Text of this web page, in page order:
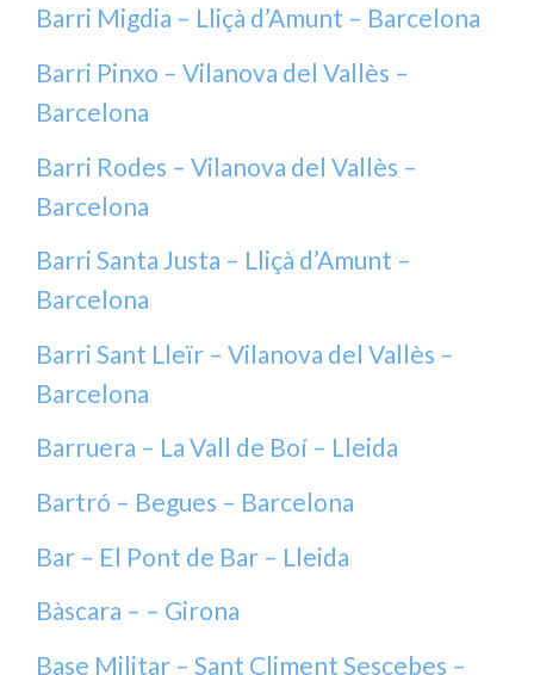
Barri Migdia – Lliçà d’Amunt – Barcelona
Barri Pinxo – Vilanova del Vallès –
Barcelona
Barri Rodes – Vilanova del Vallès –
Barcelona
Barri Santa Justa – Lliçà d’Amunt –
Barcelona
Barri Sant Lleïr – Vilanova del Vallès –
Barcelona
Barruera – La Vall de Boí – Lleida
Bartró – Begues – Barcelona
Bar – El Pont de Bar – Lleida
Bàscara – – Girona
Base Militar – Sant Climent Sescebes –